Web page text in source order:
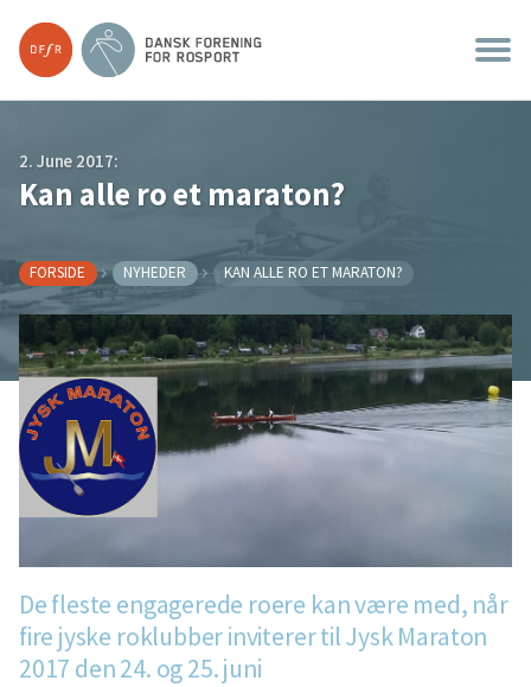
2. June 2017:
Kan alle ro et maraton?
FORSIDE NYHEDER KAN ALLE RO ET MARATON?
De fleste engagerede roere kan være med, når
fire jyske roklubber inviterer til Jysk Maraton
2017 den 24. og 25. juni